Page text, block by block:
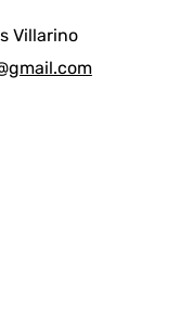
Villarino